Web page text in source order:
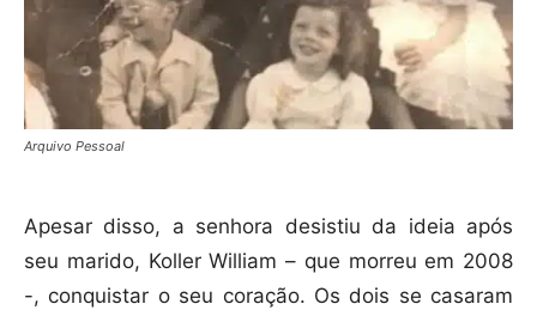
Arquivo Pessoal
Apesar disso, a senhora desistiu da ideia após
seu marido, Koller William – que morreu em 2008
-, conquistar o seu coração. Os dois se casaram